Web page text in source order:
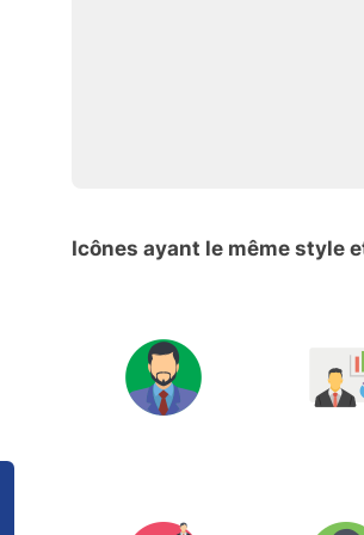
Icônes ayant le même style